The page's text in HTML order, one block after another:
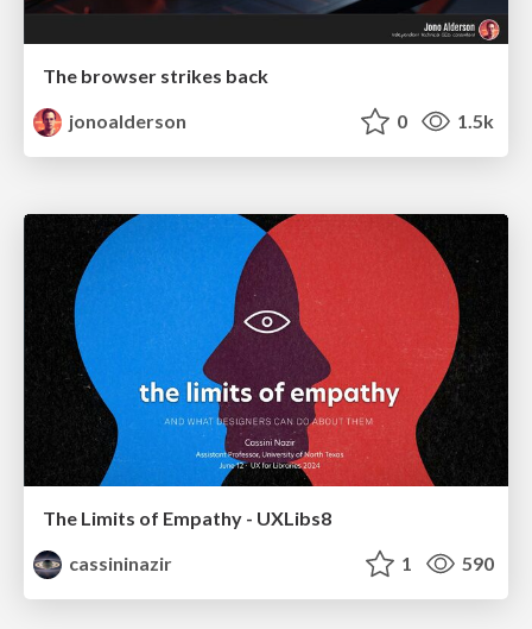
The browser strikes back
jonoalderson
0 1.5k
The Limits of Empathy - UXLibs8
cassininazir
1 590